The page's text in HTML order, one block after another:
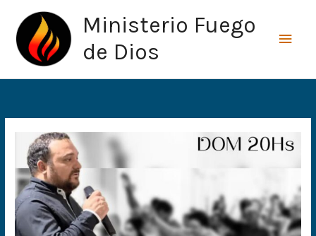
contenido
Ministerio Fuego
de Dios